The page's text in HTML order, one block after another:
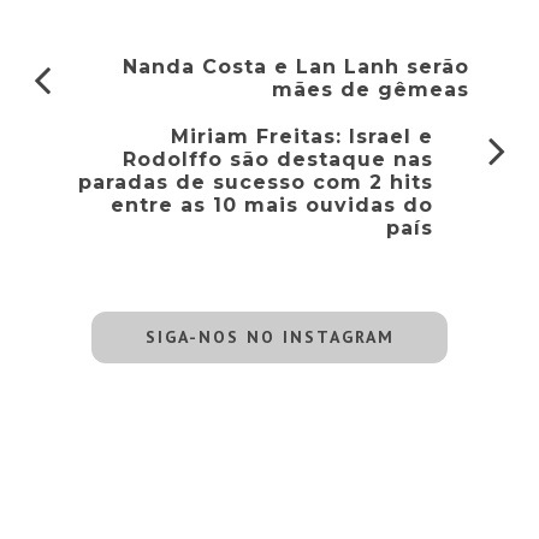
Nanda Costa e Lan Lanh serão
mães de gêmeas
Miriam Freitas: Israel e
Rodolffo são destaque nas
paradas de sucesso com 2 hits
entre as 10 mais ouvidas do
país
SIGA-NOS NO INSTAGRAM